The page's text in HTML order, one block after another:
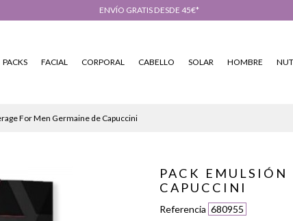
ENVÍO GRATIS DESDE 45€*
PACKS FACIAL CORPORAL CABELLO SOLAR HOMBRE
For Men Germaine de Capuccini
PACK EMULSIÓN
CAPUCCINI
Referencia 680955